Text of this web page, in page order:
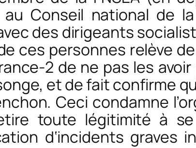
Conseil national de
des dirigeants
ces personnes relève
2 de ne pas les
et de fait confirme
Ceci condamne
toute légitimité à
d‘incidents graves